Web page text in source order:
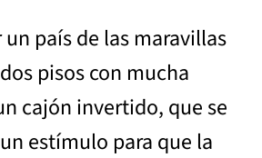
un país de las maravillas
pisos con mucha
cajón invertido, que se
estímulo para que la